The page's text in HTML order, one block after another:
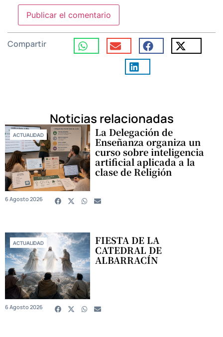
Compartir
Noticias relacionadas
ACTUALIDAD La Delegación de
Enseñanza organiza un
curso sobre inteligencia
artificial aplicada a la
clase de Religión
6 Agosto 2026
ACTUALIDAD FIESTA DE LA
CATEDRAL DE
ALBARRACÍN
6 Agosto 2026